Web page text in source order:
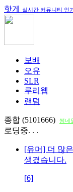
핫게 실시간 커뮤니티 인
보배
오유
SLR
루리웹
랜덤
종합 (5101666) 썸네
로딩중. . .
[유머] 더 많
생겼습니다.
[6]